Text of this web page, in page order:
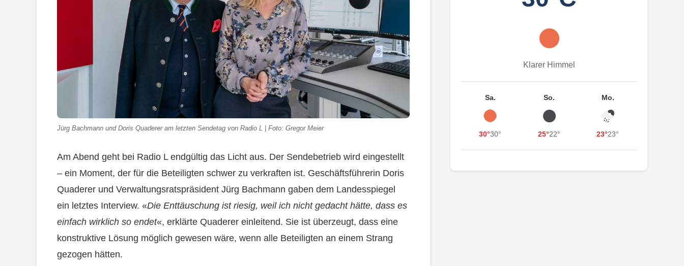
Jürg Bachmann und Doris Quaderer am letzten Sendetag von Radio L | Foto: Gregor Meier
Am Abend geht bei Radio L endgültig das Licht aus. Der Sendebetrieb wird eingestellt
– ein Moment, der für die Beteiligten schwer zu verkraften ist. Geschäftsführerin Doris
Quaderer und Verwaltungsratspräsident Jürg Bachmann gaben dem Landesspiegel
ein letztes Interview. «Die Enttäuschung ist riesig, weil ich nicht gedacht hätte, dass es
einfach wirklich so endet«, erklärte Quaderer einleitend. Sie ist überzeugt, dass eine
konstruktive Lösung möglich gewesen wäre, wenn alle Beteiligten an einem Strang
gezogen hätten.
Klarer Himmel
Sa.
30°30°
So.
25°22°
Mo.
23°23°